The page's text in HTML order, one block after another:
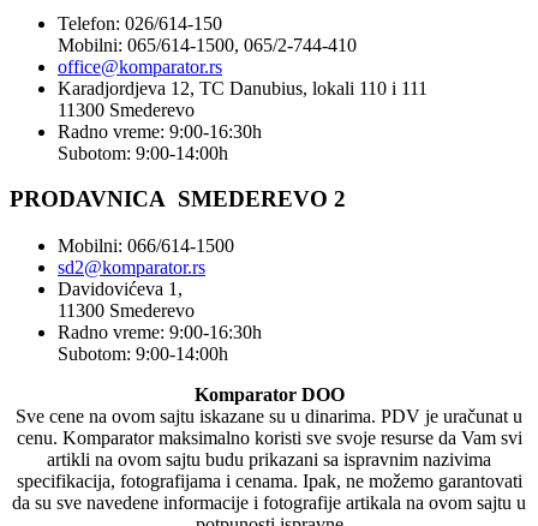
Telefon: 026/614-150
Mobilni: 065/614-1500, 065/2-744-410
office@komparator.rs
Karadjordjeva 12, TC Danubius, lokali 110 i 111
11300 Smederevo
Radno vreme: 9:00-16:30h
Subotom: 9:00-14:00h
PRODAVNICA SMEDEREVO 2
Mobilni: 066/614-1500
sd2@komparator.rs
Davidovićeva 1,
11300 Smederevo
Radno vreme: 9:00-16:30h
Subotom: 9:00-14:00h
Komparator DOO
Sve cene na ovom sajtu iskazane su u dinarima. PDV je uračunat u
cenu. Komparator maksimalno koristi sve svoje resurse da Vam svi
artikli na ovom sajtu budu prikazani sa ispravnim nazivima
specifikacija, fotografijama i cenama. Ipak, ne možemo garantovati
da su sve navedene informacije i fotografije artikala na ovom sajtu u